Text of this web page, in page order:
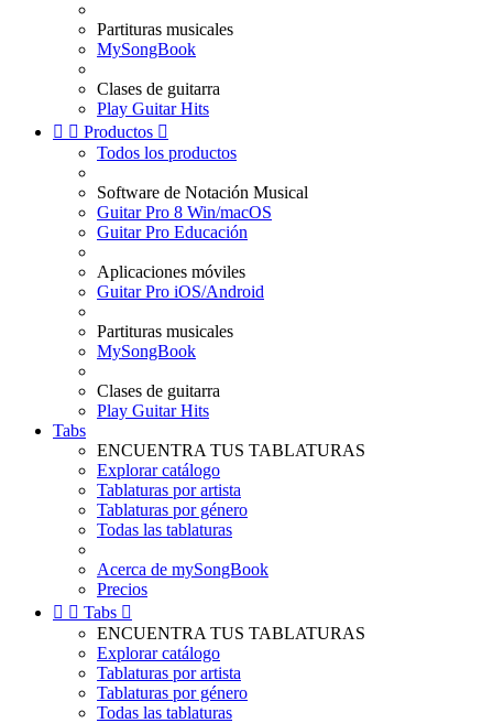
Partituras musicales
MySongBook
Clases de guitarra
Play Guitar Hits
  Productos 
Todos los productos
Software de Notación Musical
Guitar Pro 8 Win/macOS
Guitar Pro Educación
Aplicaciones móviles
Guitar Pro iOS/Android
Partituras musicales
MySongBook
Clases de guitarra
Play Guitar Hits
Tabs
ENCUENTRA TUS TABLATURAS
Explorar catálogo
Tablaturas por artista
Tablaturas por género
Todas las tablaturas
Acerca de mySongBook
Precios
  Tabs 
ENCUENTRA TUS TABLATURAS
Explorar catálogo
Tablaturas por artista
Tablaturas por género
Todas las tablaturas